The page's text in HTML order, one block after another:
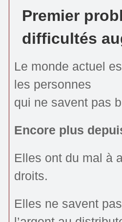
Premier
difficultés
Le monde actuel
les personnes
qui ne savent pas
Encore plus
Elles ont du mal à
droits.
Elles ne savent